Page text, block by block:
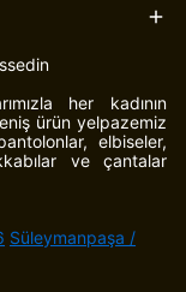
her kadının
ürün yelpazemiz
elbiseler,
ve çantalar
Süleymanpaşa /